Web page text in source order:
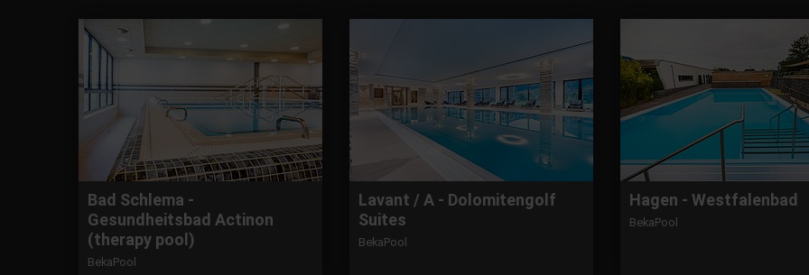
Bad Schlema -
Gesundheitsbad Actinon
(therapy pool)
BekaPool
Lavant / A - Dolomitengolf
Suites
BekaPool
Hagen - Westfalenbad
BekaPool